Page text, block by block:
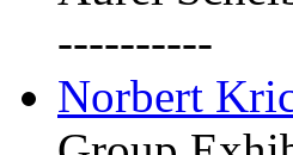
----------
Norbert